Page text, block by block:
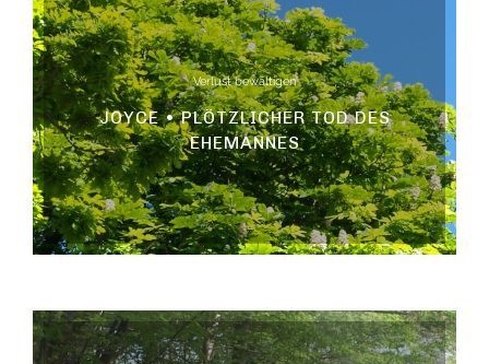
Verlust bewältigen
JOYCE • PLÖTZLICHER TOD DES
EHEMANNES